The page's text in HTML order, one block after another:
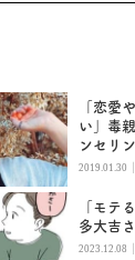
「恋愛
い」毒
ンセリ
2019.01.30 |
「モテ
多大吉
2023.12.08